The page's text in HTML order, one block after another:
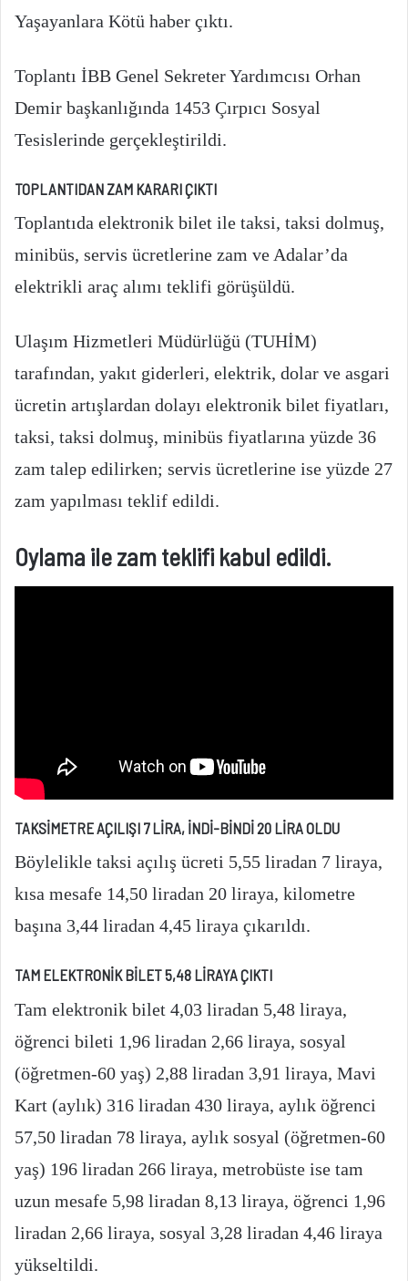
Yaşayanlara Kötü haber çıktı.
Toplantı İBB Genel Sekreter Yardımcısı Orhan
Demir başkanlığında 1453 Çırpıcı Sosyal
Tesislerinde gerçekleştirildi.
TOPLANTIDAN ZAM KARARI ÇIKTI
Toplantıda elektronik bilet ile taksi, taksi dolmuş,
minibüs, servis ücretlerine zam ve Adalar’da
elektrikli araç alımı teklifi görüşüldü.
Ulaşım Hizmetleri Müdürlüğü (TUHİM)
tarafından, yakıt giderleri, elektrik, dolar ve asgari
ücretin artışlardan dolayı elektronik bilet fiyatları,
taksi, taksi dolmuş, minibüs fiyatlarına yüzde 36
zam talep edilirken; servis ücretlerine ise yüzde 27
zam yapılması teklif edildi.
Oylama ile zam teklifi kabul edildi.
TAKSİMETRE AÇILIŞI 7 LİRA, İNDİ-BİNDİ 20 LİRA OLDU
Böylelikle taksi açılış ücreti 5,55 liradan 7 liraya,
kısa mesafe 14,50 liradan 20 liraya, kilometre
başına 3,44 liradan 4,45 liraya çıkarıldı.
TAM ELEKTRONİK BİLET 5,48 LİRAYA ÇIKTI
Tam elektronik bilet 4,03 liradan 5,48 liraya,
öğrenci bileti 1,96 liradan 2,66 liraya, sosyal
(öğretmen-60 yaş) 2,88 liradan 3,91 liraya, Mavi
Kart (aylık) 316 liradan 430 liraya, aylık öğrenci
57,50 liradan 78 liraya, aylık sosyal (öğretmen-60
yaş) 196 liradan 266 liraya, metrobüste ise tam
uzun mesafe 5,98 liradan 8,13 liraya, öğrenci 1,96
liradan 2,66 liraya, sosyal 3,28 liradan 4,46 liraya
yükseltildi.